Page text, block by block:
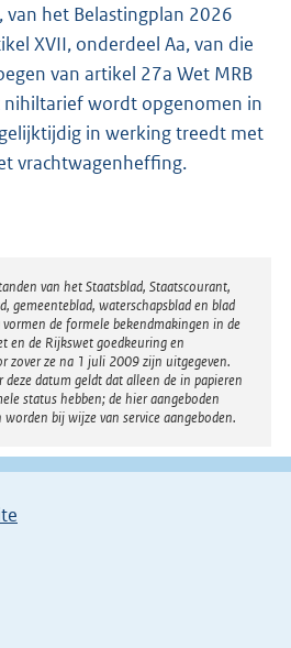
van het Belastingplan 2026
XVII, onderdeel Aa, van die
van artikel 27a Wet MRB
nihiltarief wordt opgenomen in
in werking treedt met
vrachtwagenheffing.
van het Staatsblad, Staatscourant,
gemeenteblad, waterschapsblad en blad
de formele bekendmakingen in de
en de Rijkswet goedkeuring en
zover ze na 1 juli 2009 zijn uitgegeven.
datum geldt dat alleen de in papieren
status hebben; de hier aangeboden
bij wijze van service aangeboden.